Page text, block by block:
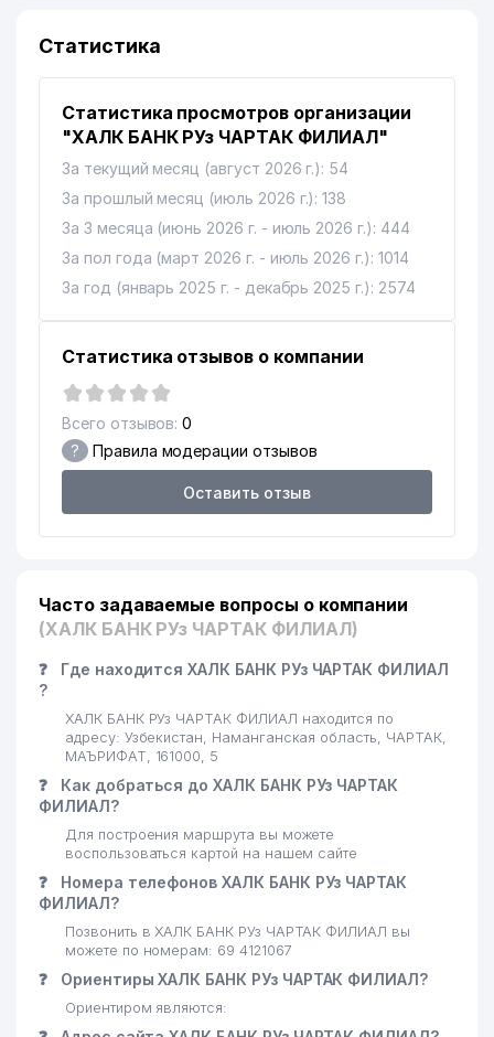
Статистика
Статистика просмотров организации
"ХАЛК БАНК РУз ЧАРТАК ФИЛИАЛ"
За текущий месяц (август 2026 г.): 54
За прошлый месяц (июль 2026 г.): 138
За 3 месяца (июнь 2026 г. - июль 2026 г.): 444
За пол года (март 2026 г. - июль 2026 г.): 1014
За год (январь 2025 г. - декабрь 2025 г.): 2574
Статистика отзывов о компании
Всего отзывов: 0
? Правила модерации отзывов
Оставить отзыв
Часто задаваемые вопросы о компании
(ХАЛК БАНК РУз ЧАРТАК ФИЛИАЛ)
❓
Где находится ХАЛК БАНК РУз ЧАРТАК ФИЛИАЛ
?
ХАЛК БАНК РУз ЧАРТАК ФИЛИАЛ находится по
адресу: Узбекистан, Наманганская область, ЧАРТАК,
МАЪРИФАТ, 161000, 5
❓
Как добраться до ХАЛК БАНК РУз ЧАРТАК
ФИЛИАЛ?
Для построения маршрута вы можете
воспользоваться картой на нашем сайте
❓
Номера телефонов ХАЛК БАНК РУз ЧАРТАК
ФИЛИАЛ?
Позвонить в ХАЛК БАНК РУз ЧАРТАК ФИЛИАЛ вы
можете по номерам: 69 4121067
❓ Ориентиры ХАЛК БАНК РУз ЧАРТАК ФИЛИАЛ?
Ориентиром являются: